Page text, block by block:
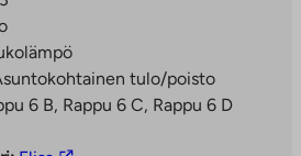
tulo/poisto
6 B, Rappu 6 C, Rappu 6 D